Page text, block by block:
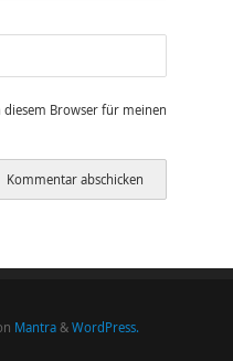
diesem Browser für meinen
Mantra& WordPress.